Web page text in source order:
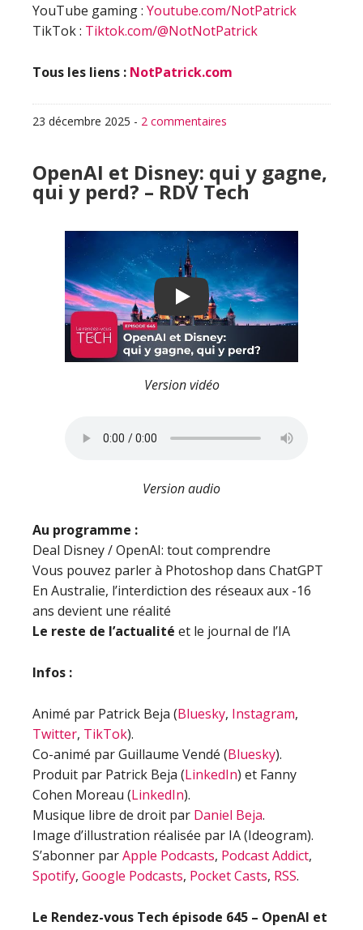
YouTube gaming : Youtube.com/NotPatrick
TikTok : Tiktok.com/@NotNotPatrick
Tous les liens : NotPatrick.com
23 décembre 2025 - 2 commentaires
OpenAI et Disney: qui y gagne,
qui y perd? – RDV Tech
Play
Version vidéo
Version audio
Au programme :
Deal Disney / OpenAI: tout comprendre
Vous pouvez parler à Photoshop dans ChatGPT
En Australie, l’interdiction des réseaux aux -16
ans devient une réalité
Le reste de l’actualité et le journal de l’IA
Infos :
Animé par Patrick Beja (Bluesky, Instagram,
Twitter, TikTok).
Co-animé par Guillaume Vendé (Bluesky).
Produit par Patrick Beja (LinkedIn) et Fanny
Cohen Moreau (LinkedIn).
Musique libre de droit par Daniel Beja.
Image d’illustration réalisée par IA (Ideogram).
S’abonner parApple Podcasts, Podcast Addict,
Spotify, Google Podcasts, Pocket Casts, RSS.
Le Rendez-vous Tech épisode 645 – OpenAI et